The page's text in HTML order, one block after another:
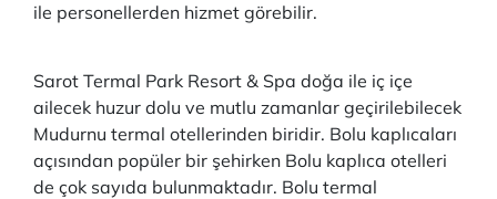
ile personellerden hizmet görebilir.
Sarot Termal Park Resort & Spa doğa ile iç içe
ailecek huzur dolu ve mutlu zamanlar geçirilebilecek
Mudurnu termal otellerinden biridir. Bolu kaplıcaları
açısından popüler bir şehirken Bolu kaplıca otelleri
de çok sayıda bulunmaktadır. Bolu termal